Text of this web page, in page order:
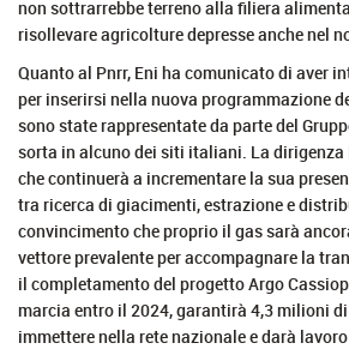
non sottrarrebbe terreno alla filiera
risollevare agricolture depresse anche nel
Quanto al Pnrr, Eni ha comunicato di aver
per inserirsi nella nuova programmazione
sono state rappresentate da parte del
sorta in alcuno dei siti italiani. La
che continuerà a incrementare la sua
tra ricerca di giacimenti, estrazione e
convincimento che proprio il gas sarà
vettore prevalente per accompagnare la
il completamento del progetto Argo
marcia entro il 2024, garantirà 4,3 milioni
immettere nella rete nazionale e darà